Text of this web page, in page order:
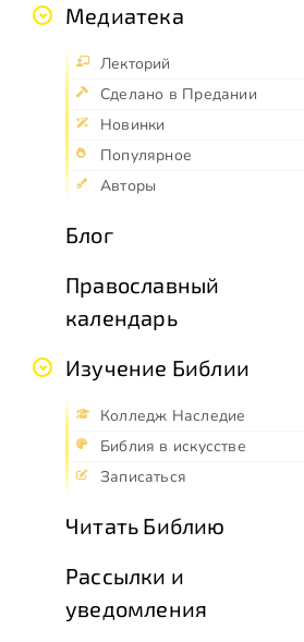
Медиатека
Лекторий
Сделано в Предании
Новинки
Популярное
Авторы
Блог
Православный
календарь
Изучение Библии
Колледж Наследие
Библия в искусстве
Записаться
Читать Библию
Рассылки и
уведомления